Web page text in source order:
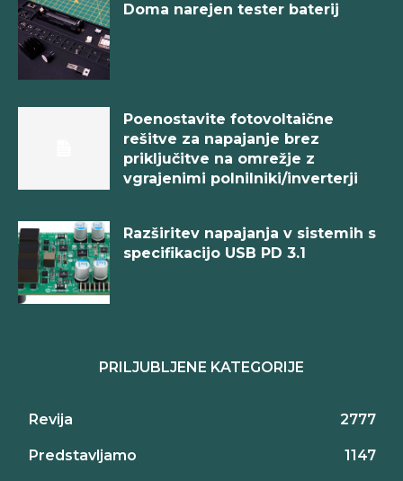
Doma narejen tester baterij
Poenostavite fotovoltaične
rešitve za napajanje brez
priključitve na omrežje z
vgrajenimi polnilniki/inverterji
Razširitev napajanja v sistemih s
specifikacijo USB PD 3.1
PRILJUBLJENE KATEGORIJE
Revija 2777
Predstavljamo 1147